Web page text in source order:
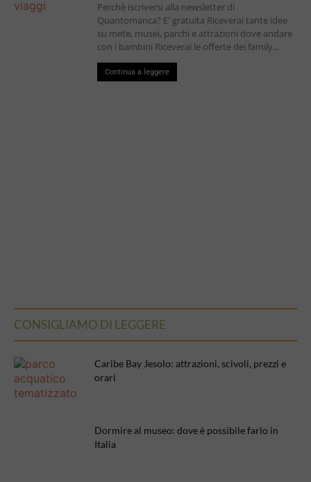
Perchè iscriversi alla newsletter di
Quantomanca? E' gratuita Riceverai tante idee
su mete, musei, parchi e attrazioni dove andare
con i bambini Riceverai le offerte dei family...
Continua a leggere
CONSIGLIAMO DI LEGGERE
Caribe Bay Jesolo: attrazioni, scivoli, prezzi e
orari
Dormire al museo: dove è possibile farlo in
Italia